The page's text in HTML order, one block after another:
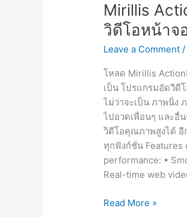
Mirillis
วิดีโอหน้าจ
Leave a Comment /
โหลด Mirillis
เป็น โปรแกรมอัดวีดี
ไม่ว่าจะเป็น ภาพนิ่ง
ไปอวดเพื่อนๆ และอื่
วิดีโอคุณภาพสูงได้ อี
ทุกฟังก์ชั่น Features
performance: •
Real-time web
Mirillis
Read More »